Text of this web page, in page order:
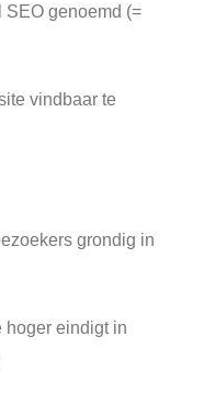
SEO genoemd (=
vindbaar te
grondig in
hoger eindigt in